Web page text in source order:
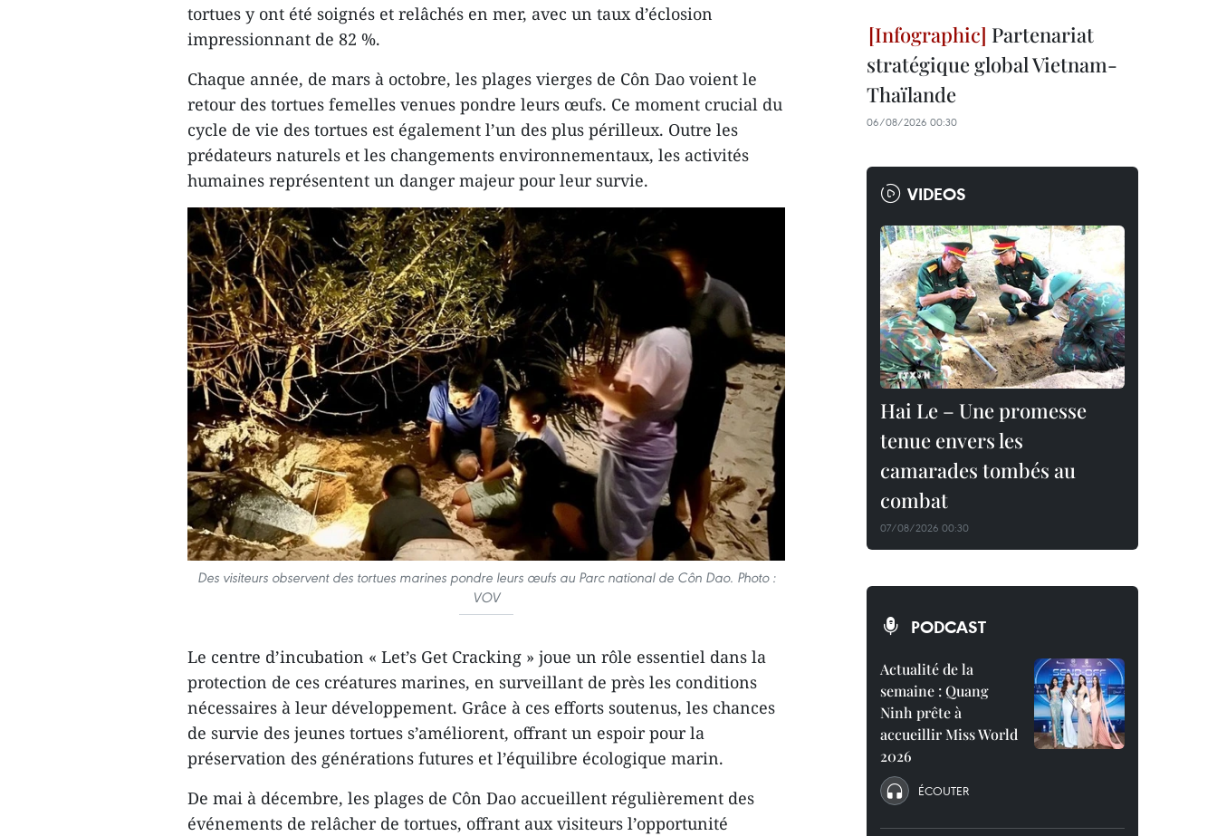
tortues y ont été soignés et relâchés en mer, avec un taux d’éclosion
impressionnant de 82 %.
Chaque année, de mars à octobre, les plages vierges de Côn Dao voient le
retour des tortues femelles venues pondre leurs œufs. Ce moment crucial du
cycle de vie des tortues est également l’un des plus périlleux. Outre les
prédateurs naturels et les changements environnementaux, les activités
humaines représentent un danger majeur pour leur survie.
Des visiteurs observent des tortues marines pondre leurs œufs au Parc national de Côn Dao. Photo :
VOV
Le centre d’incubation « Let’s Get Cracking » joue un rôle essentiel dans la
protection de ces créatures marines, en surveillant de près les conditions
nécessaires à leur développement. Grâce à ces efforts soutenus, les chances
de survie des jeunes tortues s’améliorent, offrant un espoir pour la
préservation des générations futures et l’équilibre écologique marin.
De mai à décembre, les plages de Côn Dao accueillent régulièrement des
événements de relâcher de tortues, offrant aux visiteurs l’opportunité
Partenariat
stratégique global Vietnam-
Thaïlande
06/08/2026 00:30
VIDEOS
Hai Le – Une promesse
tenue envers les
camarades tombés au
combat
07/08/2026 00:30
PODCAST
Actualité de la
semaine : Quang
Ninh prête à
accueillir Miss World
2026
ÉCOUTER